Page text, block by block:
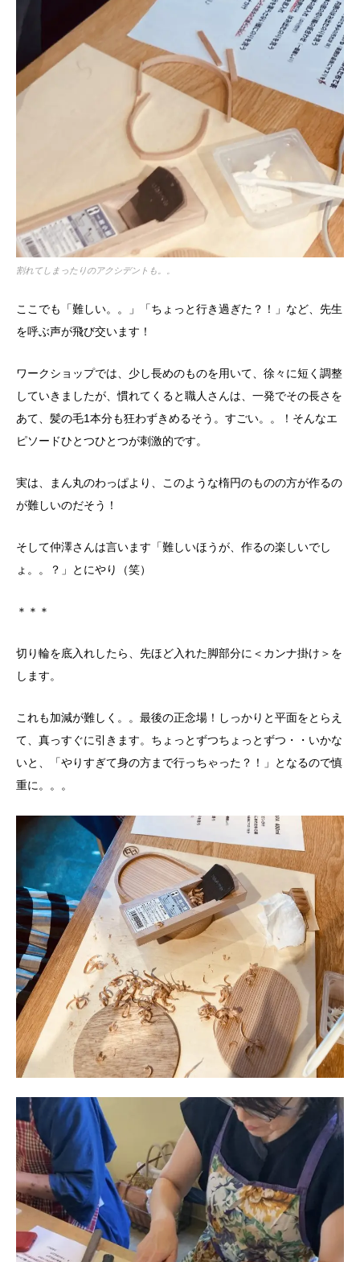
割れてしまったりのアクシデントも。。
ここでも「難しい。。」「ちょっと行き過ぎた？！」など、先生
を呼ぶ声が飛び交います！
ワークショップでは、少し長めのものを用いて、徐々に短く調整
していきましたが、慣れてくると職人さんは、一発でその長さを
あて、髪の毛1本分も狂わずきめるそう。すごい。。！そんなエ
ピソードひとつひとつが刺激的です。
実は、まん丸のわっぱより、このような楕円のものの方が作るの
が難しいのだそう！
そして仲澤さんは言います「難しいほうが、作るの楽しいでし
ょ。。？」とにやり（笑）
＊＊＊
切り輪を底入れしたら、先ほど入れた脚部分に＜カンナ掛け＞を
します。
これも加減が難しく。。最後の正念場！しっかりと平面をとらえ
て、真っすぐに引きます。ちょっとずつちょっとずつ・・いかな
いと、「やりすぎて身の方まで行っちゃった？！」となるので慎
重に。。。